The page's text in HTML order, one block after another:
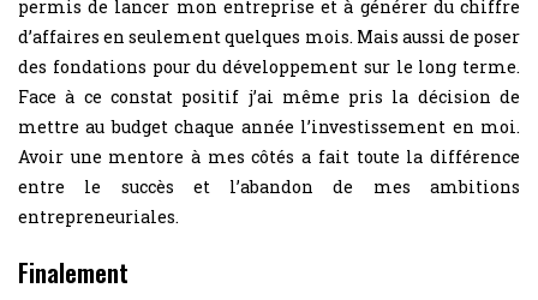
permis de lancer mon entreprise et à générer du chiffre
d’affaires en seulement quelques mois. Mais aussi de poser
des fondations pour du développement sur le long terme.
Face à ce constat positif j’ai même pris la décision de
mettre au budget chaque année l’investissement en moi.
Avoir une mentore à mes côtés a fait toute la différence
entre le succès et l’abandon de mes ambitions
entrepreneuriales.
Finalement